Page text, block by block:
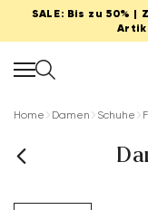
SALE: Bis zu 50%
Home Damen Schuhe